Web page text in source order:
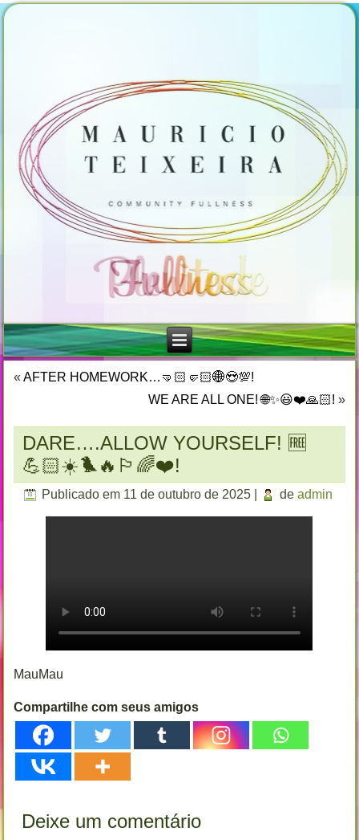
«AFTER HOMEWORK…🤜🏻🤛🏻🌐😍💯!
WE ARE ALL ONE! 🌐✨😃❤️🙏🏻! »
DARE….ALLOW YOURSELF! 🆓
💪🏻☀️🐦‍🔥🏳️‍🌈❤️!
Publicado em 11 de outubro de 2025 de admin
MauMau
Compartilhe com seus amigos
Deixe um comentário